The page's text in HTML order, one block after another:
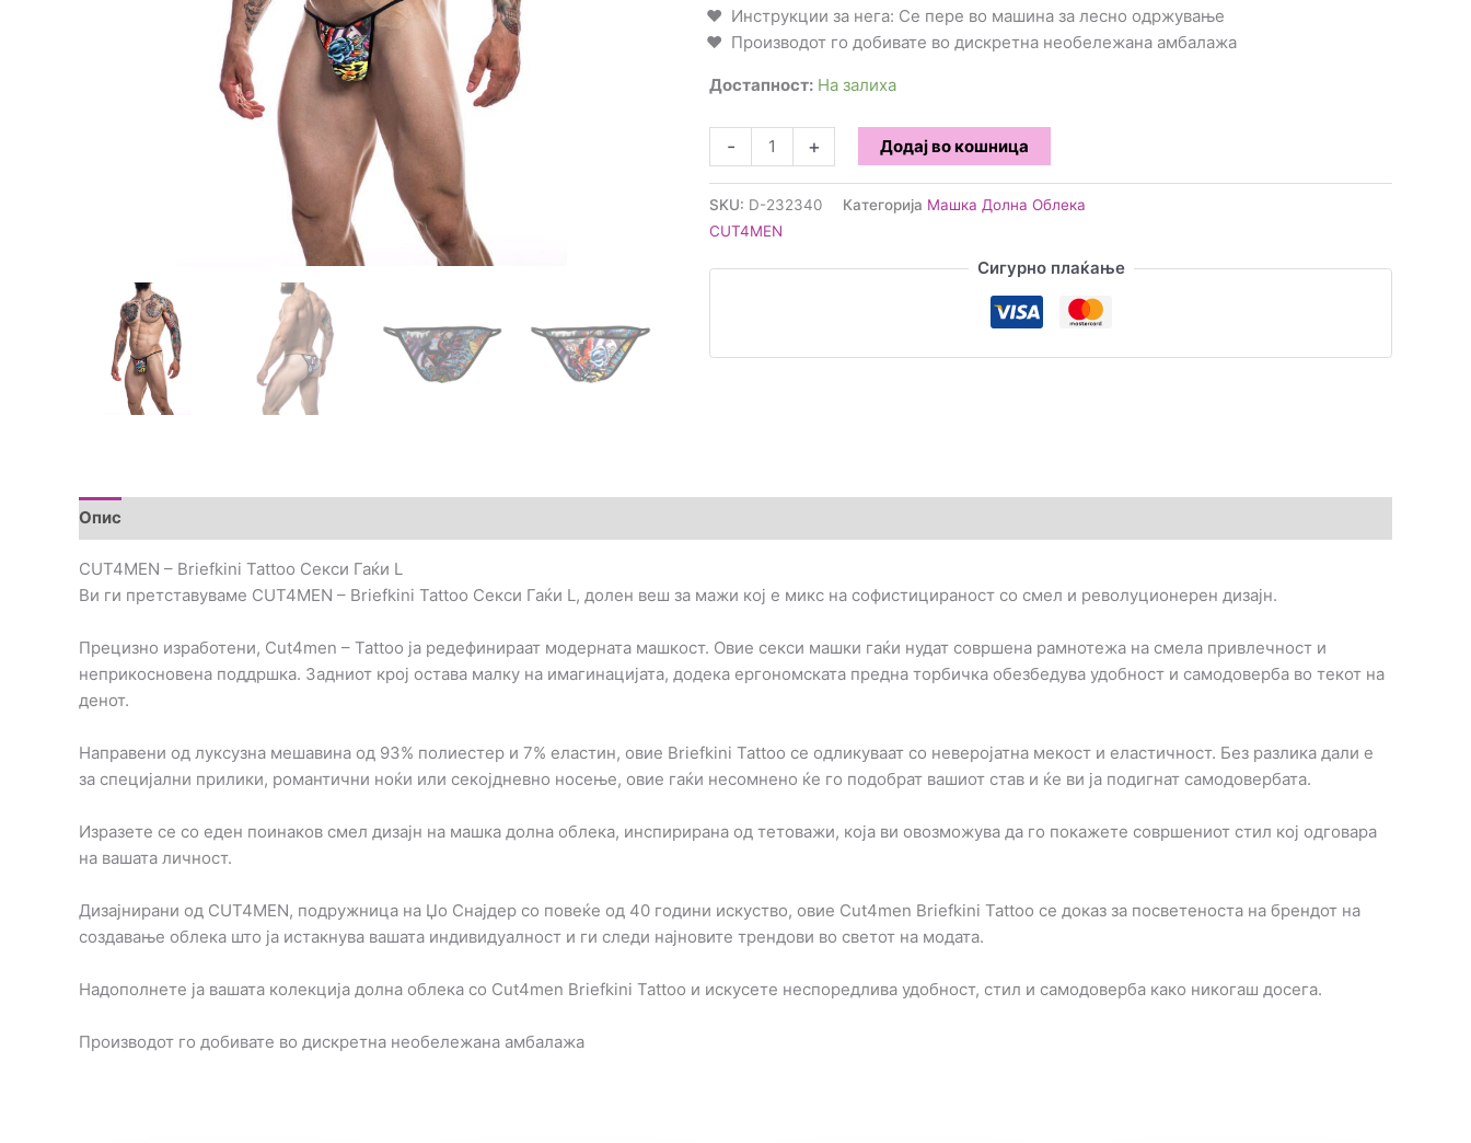
Инструкции за нега: Се пере во машина за лесно одржување
Производот го добивате во дискретна необележана амбалажа
Достапност: На залиха
-
CUT4MEN
-
Briefkini
Tattoo
Секси
Гаќи
+ Додај во кошница
SKU: D-232340 Категорија Машка Долна Облека
CUT4MEN
Сигурно плаќање
Опис
CUT4MEN – Briefkini Tattoo Секси Гаќи L
Ви ги претставуваме CUT4MEN – Briefkini Tattoo Секси Гаќи L, долен веш за мажи кој е микс на софистицираност со смел и револуционерен дизајн.
Прецизно изработени, Cut4men – Tattoo ја редефинираат модерната машкост. Овие секси машки гаќи нудат совршена рамнотежа на смела привлечност и
неприкосновена поддршка. Задниот крој остава малку на имагинацијата, додека ергономската предна торбичка обезбедува удобност и самодоверба во текот на
денот.
Направени од луксузна мешавина од 93% полиестер и 7% еластин, овие Briefkini Tattoo се одликуваат со неверојатна мекост и еластичност. Без разлика дали е
за специјални прилики, романтични ноќи или секојдневно носење, овие гаќи несомнено ќе го подобрат вашиот став и ќе ви ја подигнат самодовербата.
Изразете се со еден поинаков смел дизајн на машка долна облека, инспирирана од тетоважи, која ви овозможува да го покажете совршениот стил кој одговара
на вашата личност.
Дизајнирани од CUT4MEN, подружница на Џо Снајдер со повеќе од 40 години искуство, овие Cut4men Briefkini Tattoo се доказ за посветеноста на брендот на
создавање облека што ја истакнува вашата индивидуалност и ги следи најновите трендови во светот на модата.
Надополнете ја вашата колекција долна облека со Cut4men Briefkini Tattoo и искусете неспоредлива удобност, стил и самодоверба како никогаш досега.
Производот го добивате во дискретна необележана амбалажа